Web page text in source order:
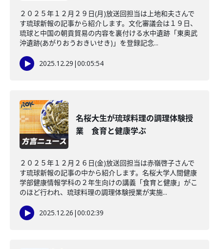
２０２５年１２月２９日(月)放送回担当は上地和夫さんで
す琉球新報の記事から紹介します。文化審議会は１９日、
琉球と中国の朝貢貿易の内容を裏付ける水中遺跡「東奥武
沖遺跡(あがりおうおきいせき)」を登録記念...
2025.12.29 |00:05:54
名桜大生が琉球料理の調理体験授
業 食育と健康学ぶ
２０２５年１２月２６日(金)放送回担当は赤嶺啓子さんで
す琉球新報の記事の中から紹介します。名桜大学人間健康
学部健康情報学科の２年生向けの講義「食育と健康」がこ
のほど行われ、琉球料理の調理体験授業が実施...
2025.12.26 |00:02:39